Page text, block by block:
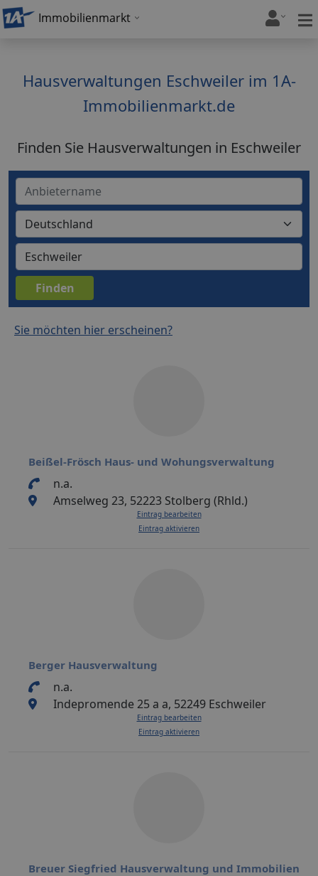
Immobilienmarkt
Hausverwaltungen Eschweiler im 1A-
Immobilienmarkt.de
Finden Sie Hausverwaltungen in Eschweiler
Sie möchten hier erscheinen?
Beißel-Frösch Haus- und Wohungsverwaltung
n.a.
Amselweg 23, 52223 Stolberg (Rhld.)
Eintrag bearbeiten
Eintrag aktivieren
Berger Hausverwaltung
n.a.
Indepromende 25 a a, 52249 Eschweiler
Eintrag bearbeiten
Eintrag aktivieren
Breuer Siegfried Hausverwaltung und Immobilien